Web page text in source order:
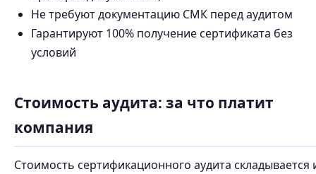
Не требуют документацию СМК перед аудитом
Гарантируют 100% получение сертификата без
условий
Стоимость аудита: за что платит
компания
Стоимость сертификационного аудита складывается